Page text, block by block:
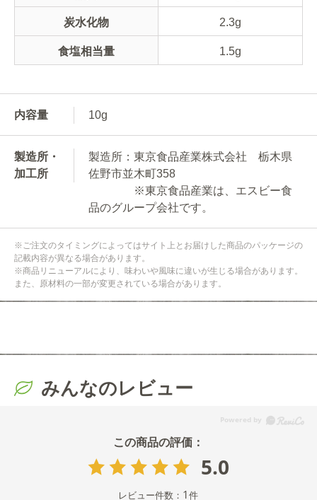
炭水化物 2.3g
食塩相当量 1.5g
内容量 10g
製造所・
加工所
製造所：東京食品産業株式会社 栃木県
佐野市並木町358
※東京食品産業は、エスビー食
品のグループ会社です。
※ご注文のタイミングによってはサイト上とお届けした商品のパッケージの
記載内容が異なる場合があります。
※商品リニューアルにより、味わいや風味に違いが生じる場合があります。
また、原材料の一部が変更されている場合があります。
みんなのレビュー
5.0
レビュー件数： 1件